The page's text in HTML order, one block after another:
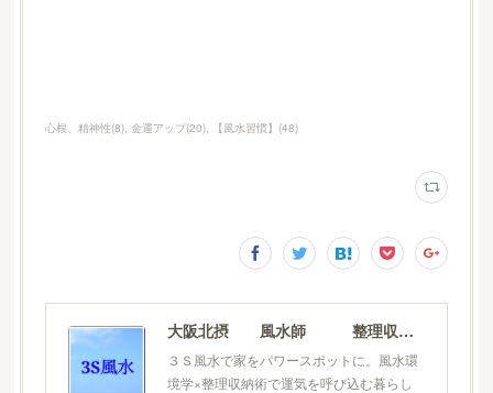
心根、精神性(8) 金運アップ(20) 【風水習慣】 (48)
大阪北摂 風水師 整理収納士 松元広美
３Ｓ風水で家をパワースポットに。風水環
境学×整理収納術で運気を呼び込む暮らし